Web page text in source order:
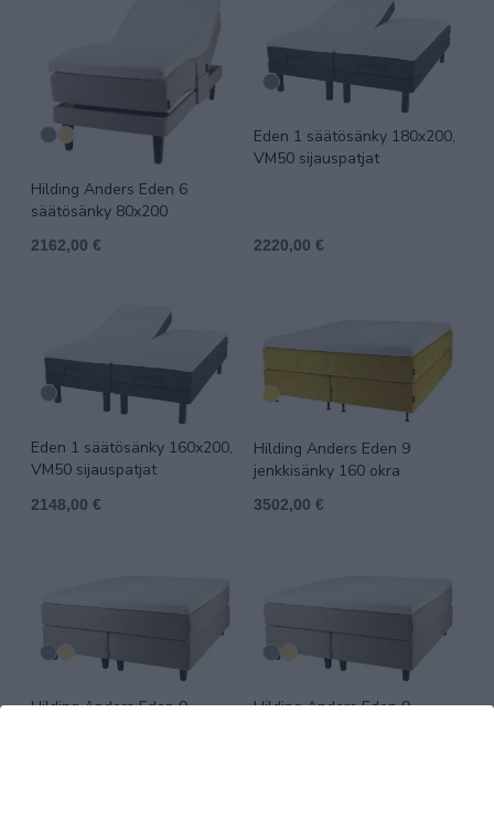
Hilding Anders Eden 6
säätösänky 80x200
2162,00 €
Eden 1 säätösänky 180x200,
VM50 sijauspatjat
2220,00 €
Eden 1 säätösänky 160x200,
VM50 sijauspatjat
2148,00 €
Hilding Anders Eden 9
jenkkisänky 160 okra
3502,00 €
Hilding Anders Eden 9
Hilding Anders Eden 9